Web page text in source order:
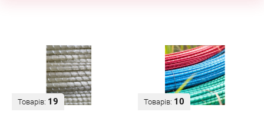
Товарів: 19 Товарів: 10